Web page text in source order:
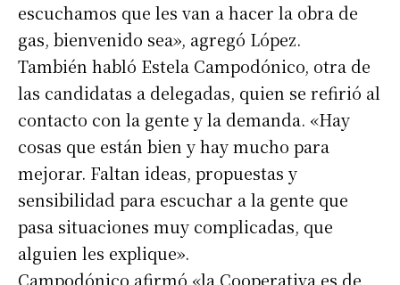
Suscribirme gratis
Dirección de correo electrónico *
Nombre
escuchamos que les van a hacer la obra de
gas, bienvenido sea», agregó López.
También habló Estela Campodónico, otra de
las candidatas a delegadas, quien se refirió al
contacto con la gente y la demanda. «Hay
cosas que están bien y hay mucho para
mejorar. Faltan ideas, propuestas y
sensibilidad para escuchar a la gente que
pasa situaciones muy complicadas, que
alguien les explique».
Campodónico afirmó «la Cooperativa es de